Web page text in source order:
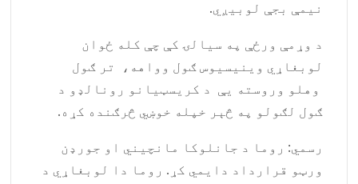
نیمې بجې لوبیږي.
د وړمې ورځې په سیالۍ کې چې کله ځوان
لوبغاړي وینیسیوس ګول وواهه، تر ګول
وهلو وروسته یې د کریسټیانو رونالډو د
ګول لګولو په څېر خپله خوښي څرګنده کړه.
رسمي: روما د جانلوکا مانچيني او جورډن
ورټو قرارداد دایمي کړ. روما دا لوبغاړي د